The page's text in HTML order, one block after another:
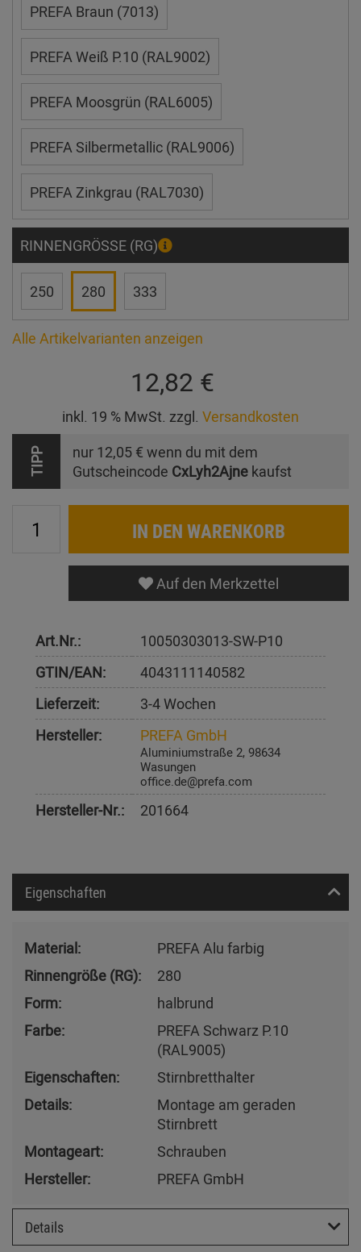
PREFA Braun (7013)
PREFA Weiß P.10 (RAL9002)
PREFA Moosgrün (RAL6005)
PREFA Silbermetallic (RAL9006)
PREFA Zinkgrau (RAL7030)
RINNENGRÖSSE (RG)
250 280 333
Alle Artikelvarianten anzeigen
12,82 €
inkl. 19 % MwSt. zzgl. Versandkosten
TIPP nur 12,05 € wenn du mit dem
Gutscheincode CxLyh2Ajne kaufst
IN DEN WARENKORB
Auf den Merkzettel
Art.Nr.:
10050303013-SW-P10
GTIN/EAN:
4043111140582
Lieferzeit:
3-4 Wochen
Hersteller:
PREFA GmbH
Aluminiumstraße 2, 98634
Wasungen
office.de@prefa.com
Hersteller-Nr.: 201664
Eigenschaften
Material:
PREFA Alu farbig
Rinnengröße (RG):
280
Form:
halbrund
Farbe:
PREFA Schwarz P.10
(RAL9005)
Eigenschaften:
Stirnbretthalter
Details:
Montage am geraden
Stirnbrett
Montageart:
Schrauben
Hersteller:
PREFA GmbH
Details